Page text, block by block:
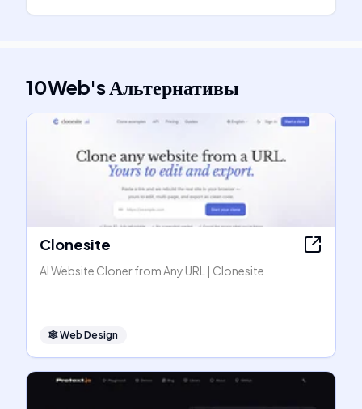
10Web'sАльтернативы
Clonesite
AI Website Cloner from Any URL | Clonesite
🕸Web Design